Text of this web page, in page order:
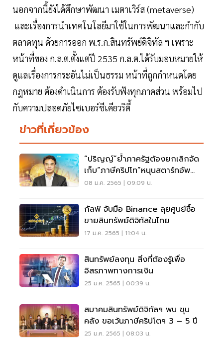
นอกจากนี้ยังได้ศึกษาพัฒนา เมตาเวิร์ส (metaverse)
และเรื่องการนำเทคโนโลยีมาใช้ในการพัฒนาและกำกับ
ตลาดทุน ด้วยการออก พ.ร.ก.สินทรัพย์ดิจิทัล ฯ เพราะ
หน้าที่ของ ก.ล.ต.ตั้งแต่ปี 2535 ก.ล.ต.ได้รับมอบหมายให้
ดูแลเรื่องการกระอันไม่เป็นธรรม หน้าที่ถูกกำหนดโดย
กฎหมาย ต้องดำเนินการ ต้องรับฟังทุกภาคส่วน พร้อมไป
กับความปลอดภัยไซเบอร์ชีเคียวริตี้
ข่าวที่เกี่ยวข้อง
“ปริญญ์”ย้ำภาครัฐต้องยกเลิกจัด
เก็บ“ภาษีคริปโท”หนุนสตาร์ทอัพ
แข่งเวทีโลก
08 ม.ค. 2565 | 09:09 น.
กัลฟ์ จับมือ Binance ลุยศูนย์ซื้อ
ขายสินทรัพย์ดิจิทัลในไทย
17 ม.ค. 2565 | 11:04 น.
สินทรัพย์ลงทุน สิ่งที่ต้องรู้เพื่อ
อิสรภาพทางการเงิน
25 ม.ค. 2565 | 00:39 น.
สมาคมสินทรัพย์ดิจิทัลฯ พบ ขุน
คลัง ขอเว้นภาษีคริปโตฯ 3 – 5 ปี
25 ม.ค. 2565 | 08:03 น.